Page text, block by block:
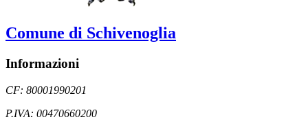
Comune di Schivenoglia
Informazioni
CF: 80001990201
P.IVA: 00470660200